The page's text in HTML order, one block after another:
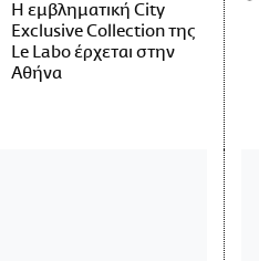
Η εμβληματική City
Exclusive Collection της
Le Labo έρχεται στην
Αθήνα